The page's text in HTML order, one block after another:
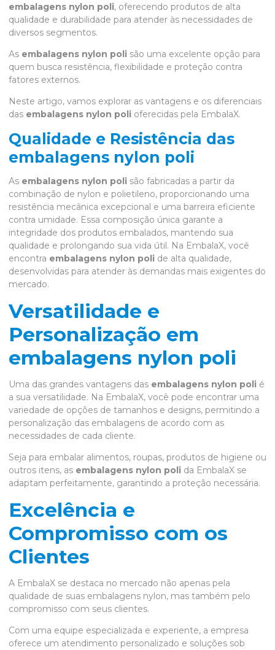
embalagens nylon poli, oferecendo produtos de alta
qualidade e durabilidade para atender às necessidades de
diversos segmentos.
As embalagens nylon poli são uma excelente opção para
quem busca resistência, flexibilidade e proteção contra
fatores externos.
Neste artigo, vamos explorar as vantagens e os diferenciais
das embalagens nylon poli oferecidas pela EmbalaX.
Qualidade e Resistência das
embalagens nylon poli
As embalagens nylon poli são fabricadas a partir da
combinação de nylon e polietileno, proporcionando uma
resistência mecânica excepcional e uma barreira eficiente
contra umidade. Essa composição única garante a
integridade dos produtos embalados, mantendo sua
qualidade e prolongando sua vida útil. Na EmbalaX, você
encontra embalagens nylon poli de alta qualidade,
desenvolvidas para atender às demandas mais exigentes do
mercado.
Versatilidade e
Personalização em
embalagens nylon poli
Uma das grandes vantagens das embalagens nylon poli é
a sua versatilidade. Na EmbalaX, você pode encontrar uma
variedade de opções de tamanhos e designs, permitindo a
personalização das embalagens de acordo com as
necessidades de cada cliente.
Seja para embalar alimentos, roupas, produtos de higiene ou
outros itens, as embalagens nylon poli da EmbalaX se
adaptam perfeitamente, garantindo a proteção necessária.
Excelência e
Compromisso com os
Clientes
A EmbalaX se destaca no mercado não apenas pela
qualidade de suas embalagens nylon, mas também pelo
compromisso com seus clientes.
Com uma equipe especializada e experiente, a empresa
oferece um atendimento personalizado e soluções sob